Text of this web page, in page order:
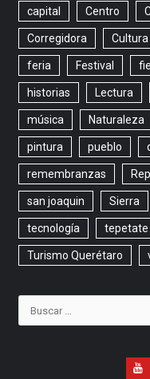
capital Centro
Corregidora Cultura
feria Festival
historias Lectura
música Naturaleza
pintura pueblo
remembranzas
san joaquin Sierra
tecnología tepetate
Turismo Querétaro